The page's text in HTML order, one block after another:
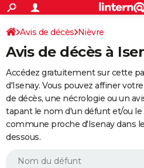
ACTUALITÉS
Politique
Société
Faits Divers
Education
Monde
Villes
+
SPORT
Coupe du monde 2026
Football
Tennis
Cyclisme
Rugby
Forum
Programme TV
TNT
Streaming
Cinéma
Sorties cinéma
Musique
+
FINANCE
Retraite
Epargne
Immobilier
Risques naturels par ville
Assurance
AUTO
Essais
Réserver un essai
Citadines
Berlines
SUV
Forum auto
+
HIGH-TECH
BRICOLAGE
Avis de décès Nièvre
Avis de décès à
Accédez gratuitement sur cette
d'Isenay. Vous pouvez affiner
de décès, une nécrologie ou un
tapant le nom d'un défunt et/ou
commune proche d'Isenay dans
dessous.